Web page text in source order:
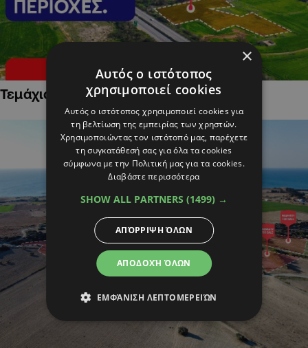
Τεμάχια Γης σε Οικιστικές Περιοχές
×
Αυτός ο ιστότοπος
χρησιμοποιεί cookies
Αυτός ο ιστότοπος χρησιμοποιεί cookies για
τη βελτίωση της εμπειρίας των χρηστών.
Χρησιμοποιώντας τον ιστότοπό μας, παρέχετε
τη συγκατάθεσή σας για όλα τα cookies
σύμφωνα με την Πολιτική μας για τα cookies.
Διαβάστε περισσότερα
SHOW ALL PARTNERS (1499) →
ΑΠΟΔΟΧΉ ΌΛΩΝ
ΑΠΌΡΡΙΨΗ ΌΛΩΝ
ΕΜΦΆΝΙΣΗ ΛΕΠΤΟΜΕΡΕΙΏΝ